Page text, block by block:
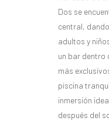
Dos se
central,
adultos y
un bar dentro
más
piscina
inmersión
después del